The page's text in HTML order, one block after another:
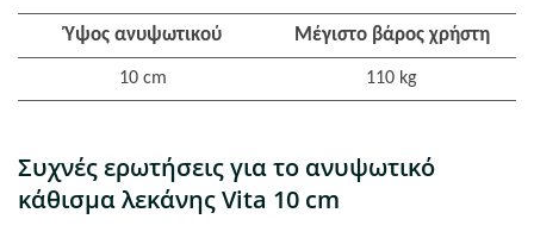
Ύψος ανυψωτικού Μέγιστο βάρος χρήστη
10 cm 110 kg
Συχνές ερωτήσεις για το ανυψωτικό
κάθισμα λεκάνης Vita 10 cm